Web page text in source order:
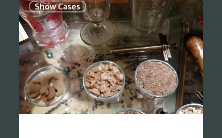
Show Cases
0